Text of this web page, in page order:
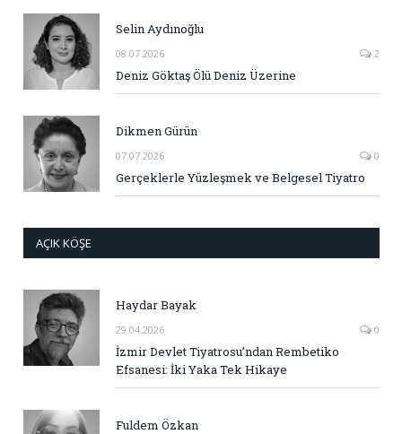
Selin Aydınoğlu
08.07.2026 2
Deniz Göktaş Ölü Deniz Üzerine
Dikmen Gürün
07.07.2026 0
Gerçeklerle Yüzleşmek ve Belgesel Tiyatro
AÇIK KÖŞE
Haydar Bayak
29.04.2026 0
İzmir Devlet Tiyatrosu’ndan Rembetiko
Efsanesi: İki Yaka Tek Hikaye
Fuldem Özkan